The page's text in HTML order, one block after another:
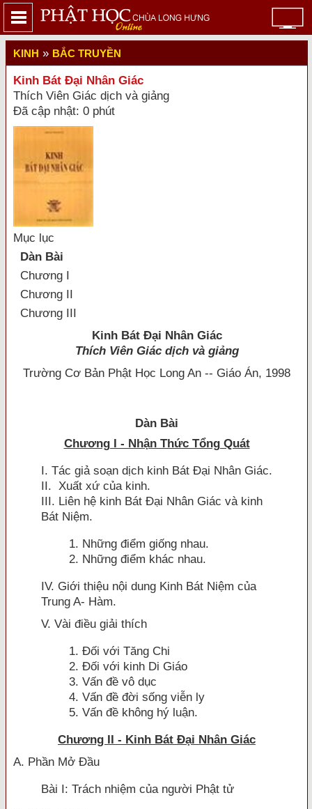
KINH » BẮC TRUYỀN
Kinh Bát Ðại Nhân Giác
Thích Viên Giác dịch và giảng
Đã cập nhật: 0 phút
Mục lục
Dàn Bài
Chương I
Chương II
Chương III
Kinh Bát Ðại Nhân Giác
Thích Viên Giác dịch và giảng
Trường Cơ Bản Phật Học Long An -- Giáo Án, 1998
Dàn Bài
Chương I - Nhận Thức Tổng Quát
I. Tác giả soạn dịch kinh Bát Ðại Nhân Giác.
II. Xuất xứ của kinh.
III. Liên hệ kinh Bát Ðại Nhân Giác và kinh
Bát Niệm.
1. Những điểm giống nhau.
2. Những điểm khác nhau.
IV. Giới thiệu nội dung Kinh Bát Niệm của
Trung A- Hàm.
V. Vài điều giải thích
1. Ðối với Tăng Chi
2. Ðối với kinh Di Giáo
3. Vấn đề vô dục
4. Vấn đề đời sống viễn ly
5. Vấn đề không hý luận.
Chương II - Kinh Bát Ðại Nhân Giác
A. Phần Mở Ðầu
Bài I: Trách nhiệm của người Phật tử